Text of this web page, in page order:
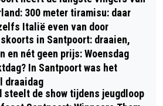
BIJ EXHIBIT
300 meter tiramisu: daar
Italië even van door
in Santpoort: draaien,
en nét geen prijs: Woensdag
In Santpoort was het
draaidag
steelt de show tijdens jeugdloop